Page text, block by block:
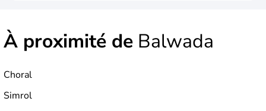
À proximité de Balwada
Choral
Simrol